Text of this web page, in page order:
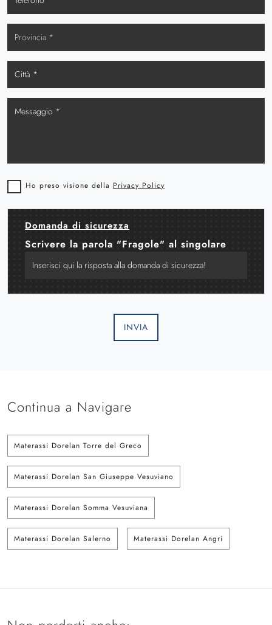
Ho preso visione della Privacy Policy
Domanda di sicurezza
Scrivere la parola "Fragole" al singolare
INVIA
Continua a Navigare
Materassi Dorelan Torre del Greco
Materassi Dorelan San Giuseppe Vesuviano
Materassi Dorelan Somma Vesuviana
Materassi Dorelan Salerno Materassi Dorelan Angri